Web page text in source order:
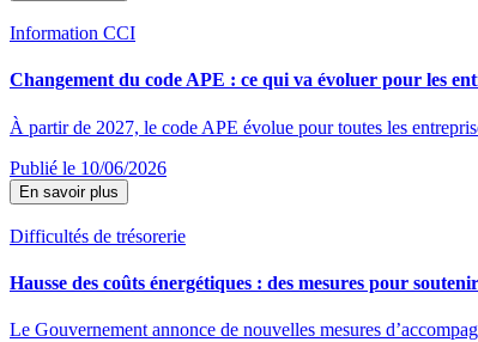
Information CCI
Changement du code APE : ce qui va évoluer pour les
À partir de 2027, le code APE évolue pour toutes les
Publié le 10/06/2026
En savoir plus
Difficultés de trésorerie
Hausse des coûts énergétiques : des mesures pour
Le Gouvernement annonce de nouvelles mesures